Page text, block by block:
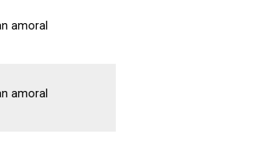
amoral
amoral